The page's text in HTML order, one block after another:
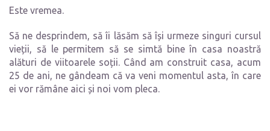
Este vremea.
Să ne desprindem, să îi lăsăm să își urmeze singuri cursul
vieții, să le permitem să se simtă bine în casa noastră
alături de viitoarele soții. Când am construit casa, acum
25 de ani, ne gândeam că va veni momentul asta, în care
ei vor rămâne aici și noi vom pleca.